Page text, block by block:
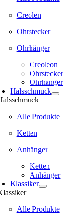
Creolen
Ohrstecker
Ohrhänger
Creoleon
Ohrstecker
Ohrhänger
Halsschmuck
Alle Produkte
Ketten
Anhänger
Ketten
Anhänger
Klassiker
Alle Produkte